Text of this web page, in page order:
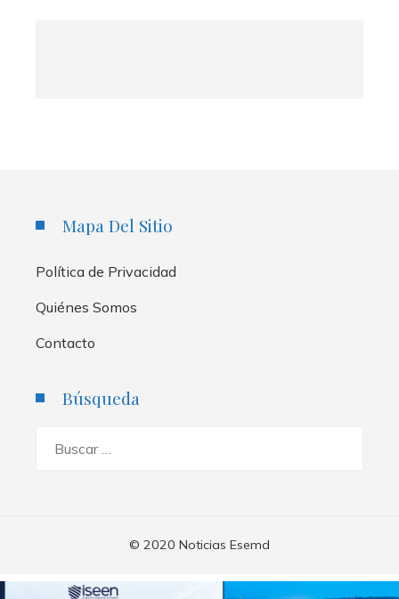
Mapa Del Sitio
Política de Privacidad
Quiénes Somos
Contacto
Búsqueda
© 2020 Noticias Esemd